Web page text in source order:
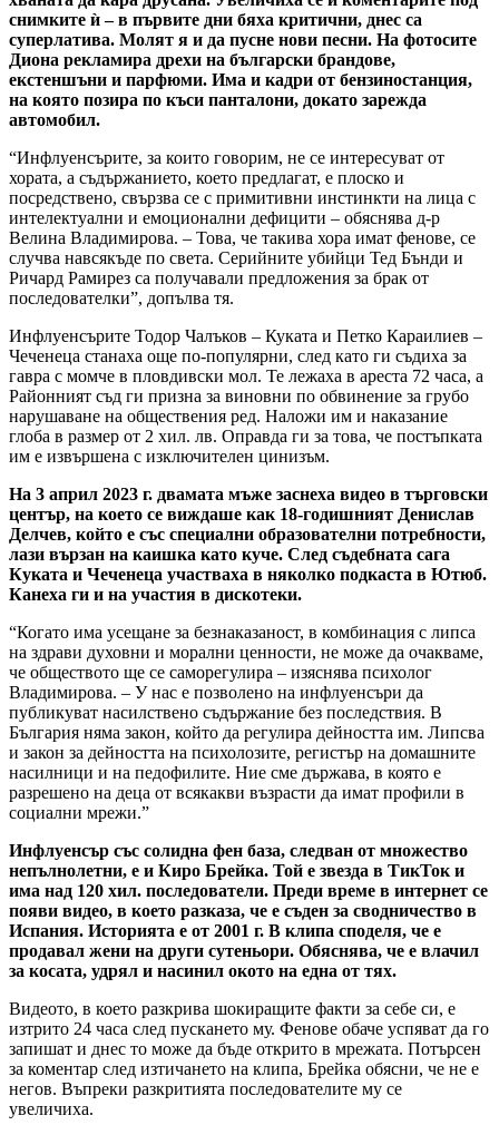
снимките ѝ – в първите дни бяха критични, днес са
суперлатива. Молят я и да пусне нови песни. На фотосите
Диона рекламира дрехи на български брандове,
екстеншъни и парфюми. Има и кадри от бензиностанция,
на която позира по къси панталони, докато зарежда
автомобил.
“Инфлуенсърите, за които говорим, не се интересуват от
хората, а съдържанието, което предлагат, е плоско и
посредствено, свързва се с примитивни инстинкти на лица с
интелектуални и емоционални дефицити – обяснява д-р
Велина Владимирова. – Това, че такива хора имат фенове, се
случва навсякъде по света. Серийните убийци Тед Бънди и
Ричард Рамирез са получавали предложения за брак от
последователки”, допълва тя.
Инфлуенсърите Тодор Чалъков – Куката и Петко Караилиев –
Чеченеца станаха още по-популярни, след като ги съдиха за
гавра с момче в пловдивски мол. Те лежаха в ареста 72 часа, а
Районният съд ги призна за виновни по обвинение за грубо
нарушаване на обществения ред. Наложи им и наказание
глоба в размер от 2 хил. лв. Оправда ги за това, че постъпката
им е извършена с изключителен цинизъм.
На 3 април 2023 г. двамата мъже заснеха видео в търговски
център, на което се виждаше как 18-годишният Денислав
Делчев, който е със специални образователни потребности,
лази вързан на каишка като куче. След съдебната сага
Куката и Чеченеца участваха в няколко подкаста в Ютюб.
Канеха ги и на участия в дискотеки.
“Когато има усещане за безнаказаност, в комбинация с липса
на здрави духовни и морални ценности, не може да очакваме,
че обществото ще се саморегулира – изяснява психолог
Владимирова. – У нас е позволено на инфлуенсъри да
публикуват насилствено съдържание без последствия. В
България няма закон, който да регулира дейността им. Липсва
и закон за дейността на психолозите, регистър на домашните
насилници и на педофилите. Ние сме държава, в която е
разрешено на деца от всякакви възрасти да имат профили в
социални мрежи.”
Инфлуенсър със солидна фен база, следван от множество
непълнолетни, е и Киро Брейка. Той е звезда в ТикТок и
има над 120 хил. последователи. Преди време в интернет се
появи видео, в което разказа, че е съден за сводничество в
Испания. Историята е от 2001 г. В клипа споделя, че е
продавал жени на други сутеньори. Обяснява, че е влачил
за косата, удрял и насинил окото на една от тях.
Видеото, в което разкрива шокиращите факти за себе си, е
изтрито 24 часа след пускането му. Фенове обаче успяват да го
запишат и днес то може да бъде открито в мрежата. Потърсен
за коментар след изтичането на клипа, Брейка обясни, че не е
негов. Въпреки разкритията последователите му се
увеличиха.